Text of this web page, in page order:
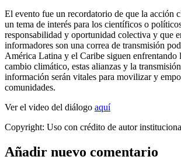
El evento fue un recordatorio de que la acción
un tema de interés para los científicos o
responsabilidad y oportunidad colectiva y que
informadores son una correa de transmisión
América Latina y el Caribe siguen enfrentando
cambio climático, estas alianzas y la
información serán vitales para movilizar y
comunidades.
Ver el video del diálogo aquí
Copyright: Uso con crédito de autor
Añadir nuevo comentario